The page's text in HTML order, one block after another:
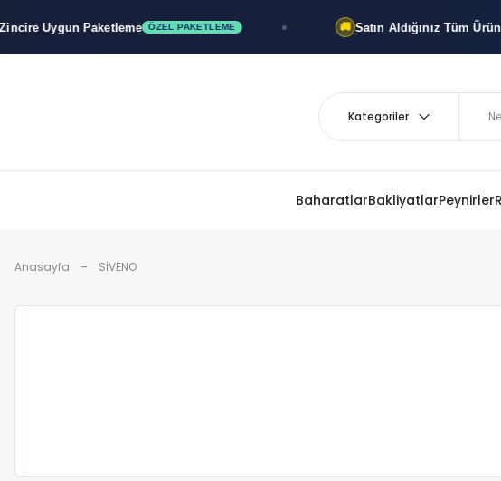
Uygun Paketleme ÖZEL PAKETLEME Satın Aldığınız Tüm Ürünler
BaharatlarBakliyatlarPeynirler
Anasayfa SİVENO